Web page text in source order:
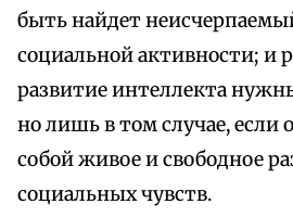
быть найдет
социальной активности; и
развитие интеллекта
но лишь в том случае, если
собой живое и свободное
социальных чувств.